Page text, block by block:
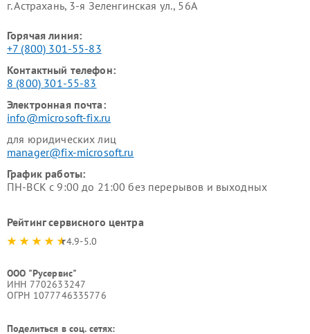
г. Астрахань, 3-я Зеленгинская ул., 56А
Горячая линия:
+7 (800) 301-55-83
Контактный телефон:
8 (800) 301-55-83
Электронная почта:
info@microsoft-fix.ru
для юридических лиц
manager@fix-microsoft.ru
График работы:
ПН-ВСК с 9:00 до 21:00 без перерывов и выходных
Рейтинг сервисного центра
4.9-5.0
ООО "Русервис"
ИНН 7702633247
ОГРН 1077746335776
Поделиться в соц. сетях: